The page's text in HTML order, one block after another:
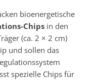
bioenergetische
Chips in den
(ca. 2 × 2 cm)
und sollen das
spezielle Chips für